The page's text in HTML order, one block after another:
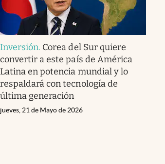
Inversión. Corea del Sur quiere
convertir a este país de América
Latina en potencia mundial y lo
respaldará con tecnología de
última generación
jueves, 21 de Mayo de 2026